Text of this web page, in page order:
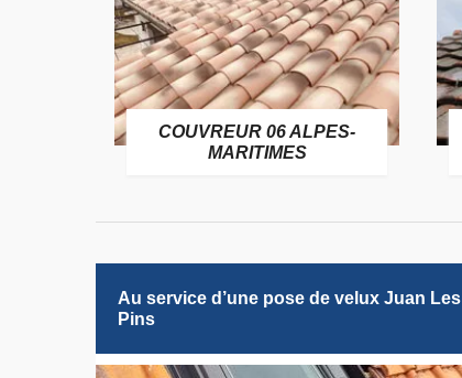
COUVREUR 06 ALPES-
MARITIMES
Au service d’une pose de velux Juan Les
Pins